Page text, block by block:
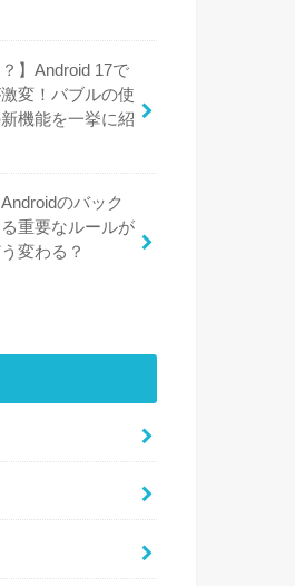
？】Android 17で
変！バブルの使
機能を一挙に紹
のバック
重要なルールが
変わる？